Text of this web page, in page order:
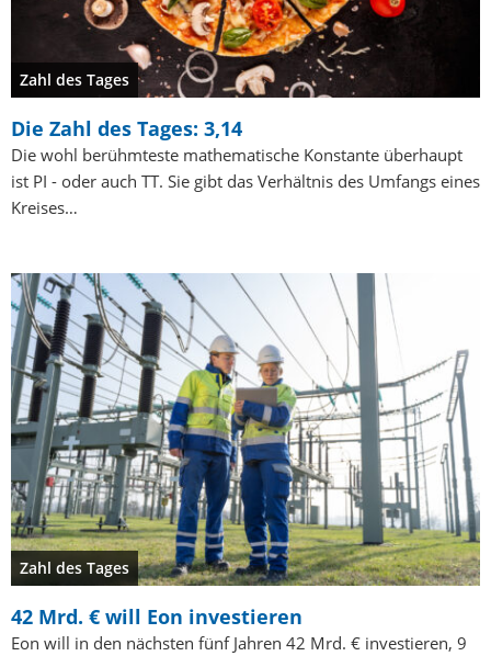
Zahl des Tages
Die Zahl des Tages: 3,14
Die wohl berühmteste mathematische Konstante überhaupt
ist PI - oder auch TT. Sie gibt das Verhältnis des Umfangs eines
Kreises…
Zahl des Tages
42 Mrd. € will Eon investieren
Eon will in den nächsten fünf Jahren 42 Mrd. € investieren, 9